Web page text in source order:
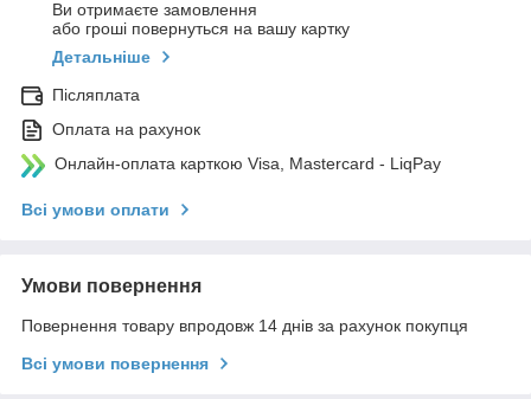
Ви отримаєте замовлення
або гроші повернуться на вашу картку
Детальніше
Післяплата
Оплата на рахунок
Онлайн-оплата карткою Visa, Mastercard - LiqPay
Всі умови оплати
Умови повернення
Повернення товару впродовж 14 днів за рахунок покупця
Всі умови повернення